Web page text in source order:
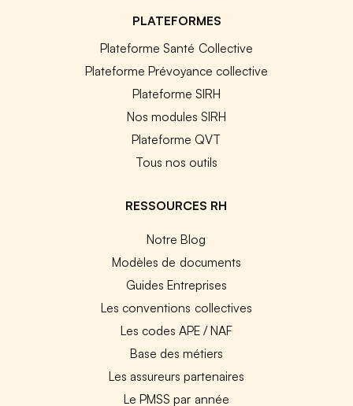
PLATEFORMES
Plateforme Santé Collective
Plateforme Prévoyance collective
Plateforme SIRH
Nos modules SIRH
Plateforme QVT
Tous nos outils
RESSOURCES RH
Notre Blog
Modèles de documents
Guides Entreprises
Les conventions collectives
Les codes APE / NAF
Base des métiers
Les assureurs partenaires
Le PMSS par année